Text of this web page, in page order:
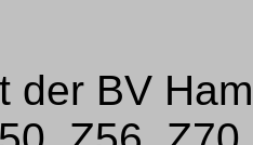
der BV